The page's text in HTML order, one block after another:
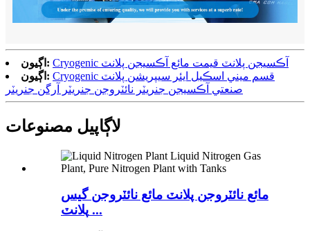
اڳيون:
Cryogenic آڪسيجن پلانٽ قيمت مائع آڪسيجن پلانٽ
اڳيون: Cryogenic قسم ميني اسڪيل ايئر سيپريشن پلانٽ
صنعتي آڪسيجن جنريٽر نائٽروجن جنريٽر آرگن جنريٽر
لاڳاپيل مصنوعات
مائع نائٽروجن پلانٽ مائع نائٽروجن گيس
پلانٽ ...